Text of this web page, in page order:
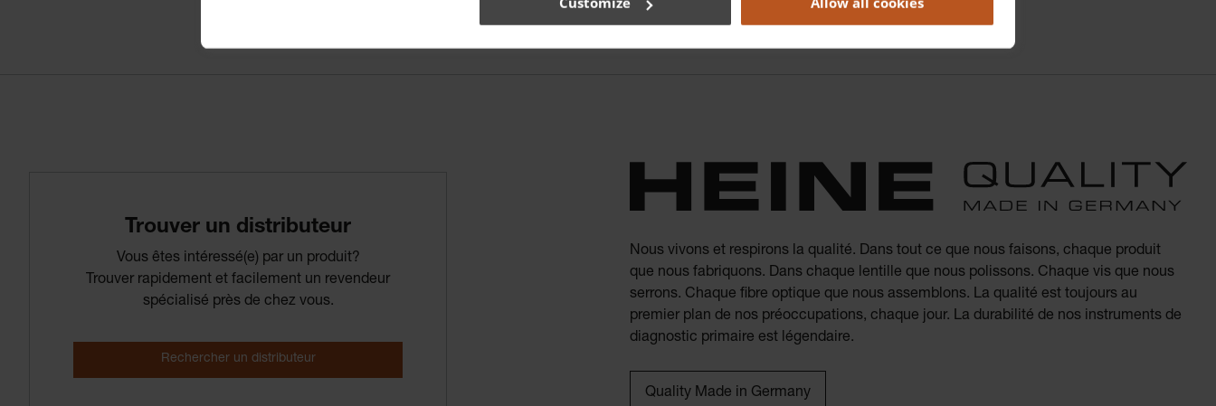
Trouver­ un­ distributeur
Vous êtes intéressé(e) par un produit?
Trouver rapidement et facilement un revendeur
spécialisé près de chez vous.
Nous vivons et respirons la qualité. Dans tout ce que nous faisons, chaque produit
que nous fabriquons. Dans chaque lentille que nous polissons. Chaque vis que nous
serrons. Chaque fibre optique que nous assemblons. La qualité est toujours au
premier plan de nos préoccupations, chaque jour. La durabilité de nos instruments de
diagnostic primaire est légendaire.
Quality Made in Germany